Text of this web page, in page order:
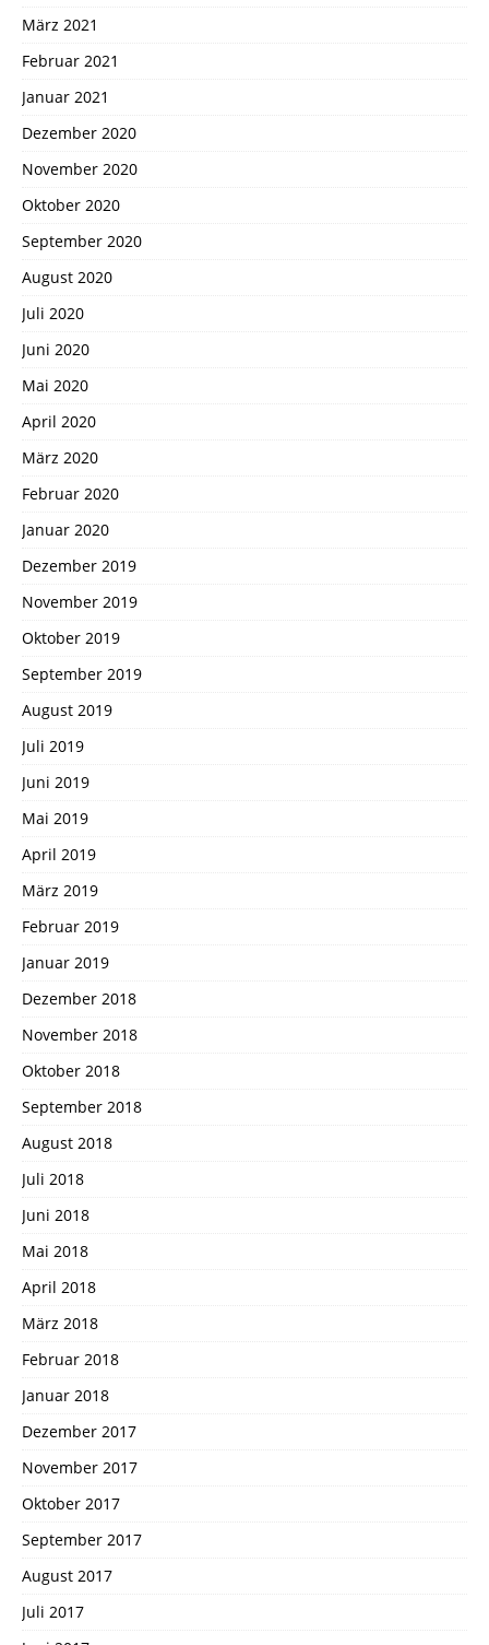
März 2021
Februar 2021
Januar 2021
Dezember 2020
November 2020
Oktober 2020
September 2020
August 2020
Juli 2020
Juni 2020
Mai 2020
April 2020
März 2020
Februar 2020
Januar 2020
Dezember 2019
November 2019
Oktober 2019
September 2019
August 2019
Juli 2019
Juni 2019
Mai 2019
April 2019
März 2019
Februar 2019
Januar 2019
Dezember 2018
November 2018
Oktober 2018
September 2018
August 2018
Juli 2018
Juni 2018
Mai 2018
April 2018
März 2018
Februar 2018
Januar 2018
Dezember 2017
November 2017
Oktober 2017
September 2017
August 2017
Juli 2017